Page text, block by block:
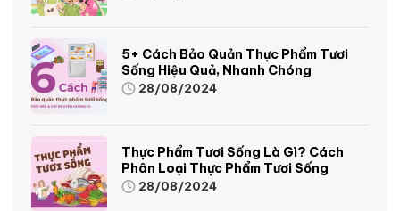
5+ Cách Bảo Quản Thực Phẩm Tươi
Sống Hiệu Quả, Nhanh Chóng
28/08/2024
Thực Phẩm Tươi Sống Là Gì? Cách
Phân Loại Thực Phẩm Tươi Sống
28/08/2024